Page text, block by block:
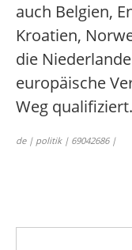
auch Belgien,
Kroatien,
die
europäische
Weg qualifiziert.
de | politik | 69042686 |